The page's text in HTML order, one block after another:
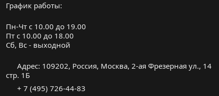
График работы:
Пн-Чт с 10.00 до 19.00
Пт с 10.00 до 18.00
Cб, Вс - выходной
Адрес: 109202, Россия, Москва, 2-ая Фрезерная ул., 14
стр. 1Б
+ 7 (495) 726-44-83